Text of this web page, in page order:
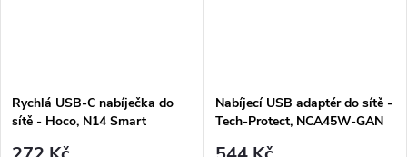
Rychlá USB-C nabíječka do
sítě - Hoco, N14 Smart
Nabíjecí USB adaptér do sítě -
Tech-Protect, NCA45W-GAN